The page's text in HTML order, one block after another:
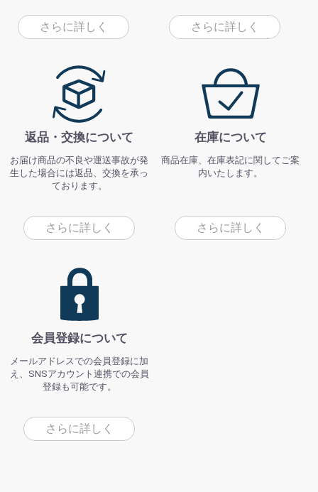
さらに詳しく さらに詳しく
返品・交換について
お届け商品の不良や運送事故が発
生した場合には返品、交換を承っ
ております。
さらに詳しく
在庫について
商品在庫、在庫表記に関してご案
内いたします。
さらに詳しく
会員登録について
メールアドレスでの会員登録に加
え、SNSアカウント連携での会員
登録も可能です。
さらに詳しく